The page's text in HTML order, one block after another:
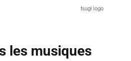
tsugi logo
les musiques